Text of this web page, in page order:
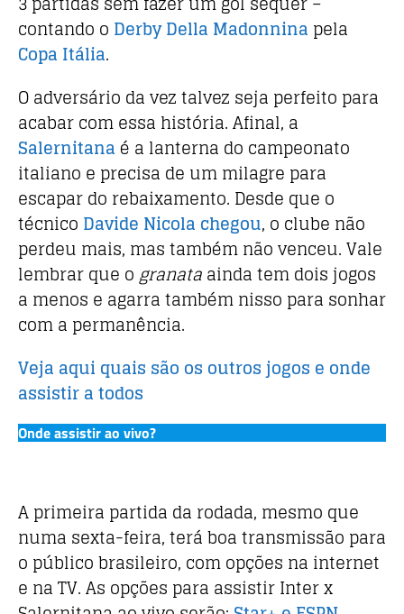
contando o Derby Della Madonnina pela
Copa Itália.
O adversário da vez talvez seja perfeito para
acabar com essa história. Afinal, a
Salernitana é a lanterna do campeonato
italiano e precisa de um milagre para
escapar do rebaixamento. Desde que o
técnico Davide Nicola chegou, o clube não
perdeu mais, mas também não venceu. Vale
lembrar que ogranataainda tem dois jogos
a menos e agarra também nisso para sonhar
com a permanência.
Veja aqui quais são os outros jogos e onde
assistir a todos
Onde assistir ao vivo?
A primeira partida da rodada, mesmo que
numa sexta-feira, terá boa transmissão para
o público brasileiro, com opções na internet
e na TV. As opções para assistir Inter x